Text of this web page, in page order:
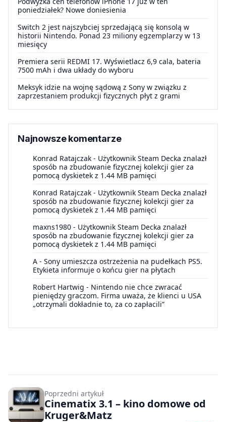
poniedziałek? Nowe doniesienia
Switch 2 jest najszybciej sprzedającą się konsolą w
historii Nintendo. Ponad 23 miliony egzemplarzy w 13
miesięcy
Premiera serii REDMI 17. Wyświetlacz 6,9 cala, bateria
7500 mAh i dwa układy do wyboru
Meksyk idzie na wojnę sądową z Sony w związku z
zaprzestaniem produkcji fizycznych płyt z grami
Najnowsze komentarze
Konrad Ratajczak - Użytkownik Steam Decka znalazł
sposób na zbudowanie fizycznej kolekcji gier za
pomocą dyskietek z 1.44 MB pamięci
Konrad Ratajczak - Użytkownik Steam Decka znalazł
sposób na zbudowanie fizycznej kolekcji gier za
pomocą dyskietek z 1.44 MB pamięci
maxns1980 - Użytkownik Steam Decka znalazł
sposób na zbudowanie fizycznej kolekcji gier za
pomocą dyskietek z 1.44 MB pamięci
A - Sony umieszcza ostrzeżenia na pudełkach PS5.
Etykieta informuje o końcu gier na płytach
Robert Hartwig - Nintendo nie chce zwracać
pieniędzy graczom. Firma uważa, że klienci u USA
„otrzymali dokładnie to, za co zapłacili”
Poprzedni artykuł
Cinematix 3.1 – kino domowe od
Kruger&Matz